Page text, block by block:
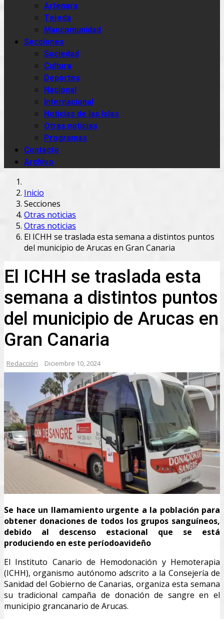
Artenara
Tejeda
Mancomunidad
Secciones
Sociedad
Cultura
Deportes
Nacional
Internacional
Noticias de las Islas
Otras noticias
Programas
Contacto
Archivo
Inicio
Secciones
Otras noticias
Otras noticias
El ICHH se traslada esta semana a distintos puntos
del municipio de Arucas en Gran Canaria
El ICHH se traslada esta
semana a distintos puntos
del municipio de Arucas en
Gran Canaria
Redacción Diciembre 10, 2024
Se hace un llamamiento urgente a la población para
obtener donaciones de todos los grupos sanguíneos,
debido al descenso estacional que se está
produciendo en este períodoavideño
El Instituto Canario de Hemodonación y Hemoterapia
(ICHH), organismo autónomo adscrito a la Consejería de
Sanidad del Gobierno de Canarias, organiza esta semana
su tradicional campaña de donación de sangre en el
municipio grancanario de Arucas.